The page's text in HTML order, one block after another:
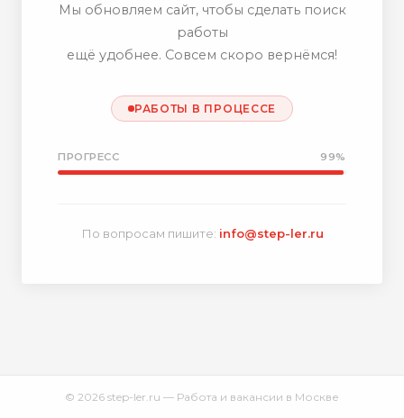
Мы обновляем сайт, чтобы сделать поиск
работы
ещё удобнее. Совсем скоро вернёмся!
РАБОТЫ В ПРОЦЕССЕ
ПРОГРЕСС 99%
По вопросам пишите: info@step-ler.ru
© 2026 step-ler.ru — Работа и вакансии в Москве